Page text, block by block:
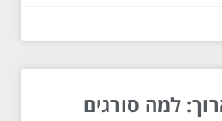
למה סורגים